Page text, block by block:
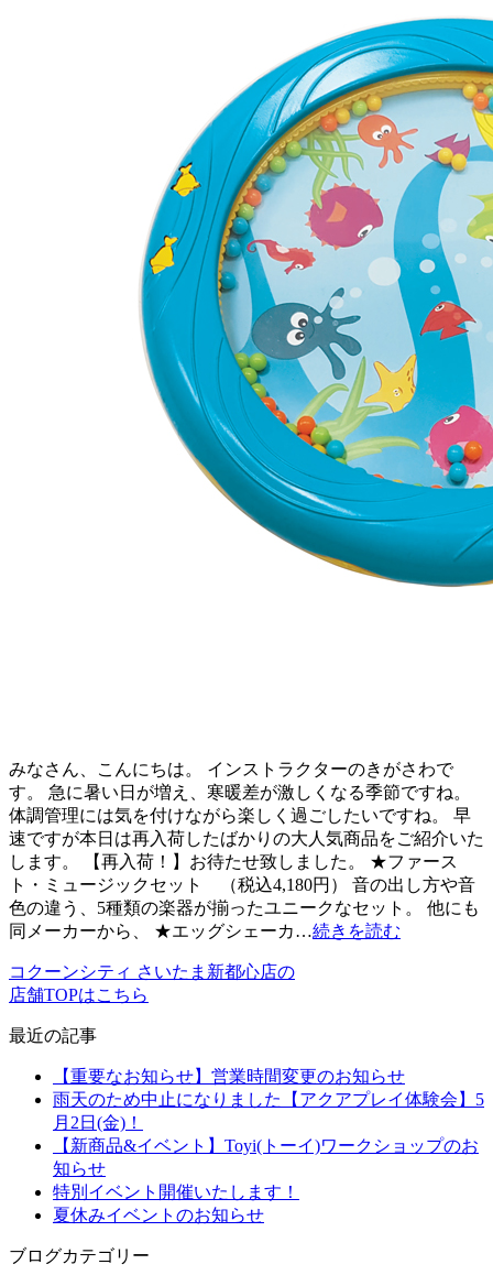
みなさん、こんにちは。 インストラクターのきがさわで
す。 急に暑い日が増え、寒暖差が激しくなる季節ですね。
体調管理には気を付けながら楽しく過ごしたいですね。 早
速ですが本日は再入荷したばかりの大人気商品をご紹介いた
します。 【再入荷！】お待たせ致しました。 ★ファース
ト・ミュージックセット （税込4,180円） 音の出し方や音
色の違う、5種類の楽器が揃ったユニークなセット。 他にも
同メーカーから、 ★エッグシェーカ…続きを読む
コクーンシティ さいたま新都心店の
店舗TOPはこちら
最近の記事
【重要なお知らせ】営業時間変更のお知らせ
雨天のため中止になりました【アクアプレイ体験会】5
月2日(金)！
【新商品&イベント】Toyi(トーイ)ワークショップのお
知らせ
特別イベント開催いたします！
夏休みイベントのお知らせ
ブログカテゴリー